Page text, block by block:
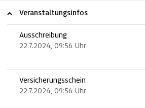
Veranstaltungsinfos
Ausschreibung
22.7.2024, 09:56 Uhr
Versicherungsschein
22.7.2024, 09:56 Uhr